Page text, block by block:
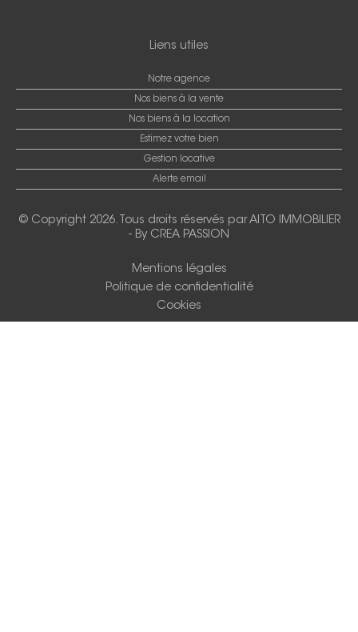
Liens utiles
Notre agence
Nos biens à la vente
Nos biens à la location
Estimez votre bien
Gestion locative
Alerte email
© Copyright 2026. Tous droits réservés parAITO IMMOBILIER
- By CREA PASSION
Mentions légales
Politique de confidentialité
Cookies